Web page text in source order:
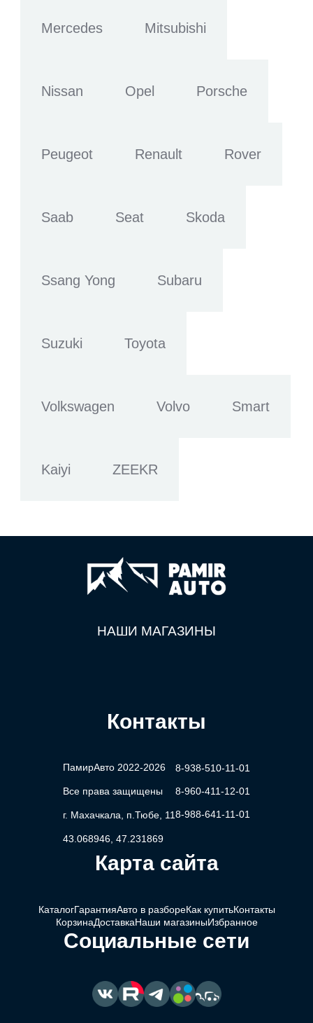
Mercedes Mitsubishi
Nissan Opel Porsche
Peugeot Renault Rover
Saab Seat Skoda
Ssang Yong Subaru
Suzuki Toyota
Volkswagen Volvo Smart
Kaiyi ZEEKR
НАШИ МАГАЗИНЫ
Контакты
ПамирАвто 2022-2026
Все права защищены
г. Махачкала, п.Тюбе, 11
43.068946, 47.231869
8-938-510-11-01
8-960-411-12-01
8-988-641-11-01
Карта сайта
КаталогГарантияАвто в разбореКак купитьКонтакты
КорзинаДоставкаНаши магазиныИзбранное
Социальные сети